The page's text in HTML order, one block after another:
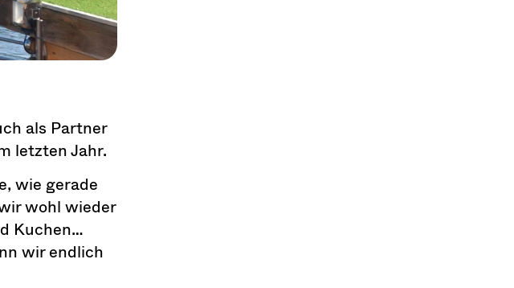
als Partner
letzten Jahr.
wie gerade
wohl wieder
Kuchen…
wir endlich